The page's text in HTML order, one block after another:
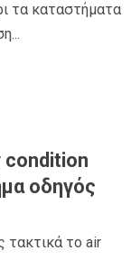
τα καταστήματα
condition
οδηγός
τακτικά το air